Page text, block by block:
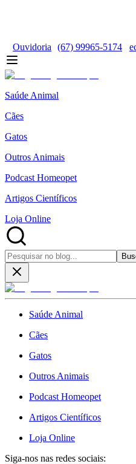
Ouvidoria (67) 99965-5174
Saúde Animal
Cães
Gatos
Outros Animais
Podcast Homeopet
Artigos Científicos
Loja Online
Saúde Animal
Cães
Gatos
Outros Animais
Podcast Homeopet
Artigos Científicos
Loja Online
Siga-nos nas redes sociais: